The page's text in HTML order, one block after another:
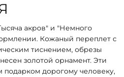
акров" и "Немного
Кожаный переплет с
тиснением, обрезы
золотой орнамент. Эти
подарком дорогому человеку,